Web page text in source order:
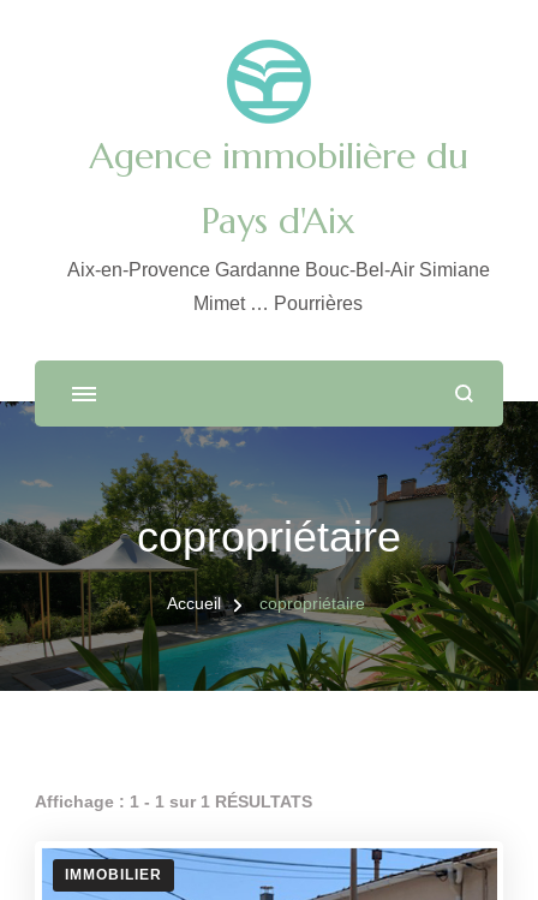
Agence immobilière du
Pays d'Aix
Aix-en-Provence Gardanne Bouc-Bel-Air Simiane
Mimet … Pourrières
copropriétaire
Accueil copropriétaire
Affichage : 1 - 1 sur 1 RÉSULTATS
IMMOBILIER